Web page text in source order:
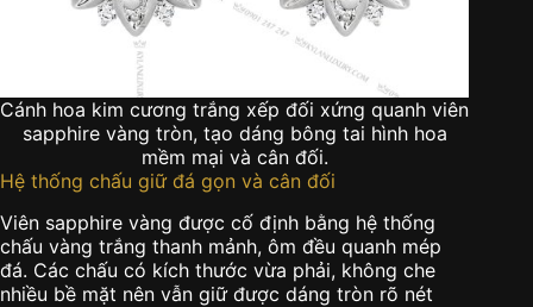
Cánh hoa kim cương trắng xếp đối xứng quanh viên
sapphire vàng tròn, tạo dáng bông tai hình hoa
mềm mại và cân đối.
Hệ thống chấu giữ đá gọn và cân đối
Viên sapphire vàng được cố định bằng hệ thống
chấu vàng trắng thanh mảnh, ôm đều quanh mép
đá. Các chấu có kích thước vừa phải, không che
nhiều bề mặt nên vẫn giữ được dáng tròn rõ nét